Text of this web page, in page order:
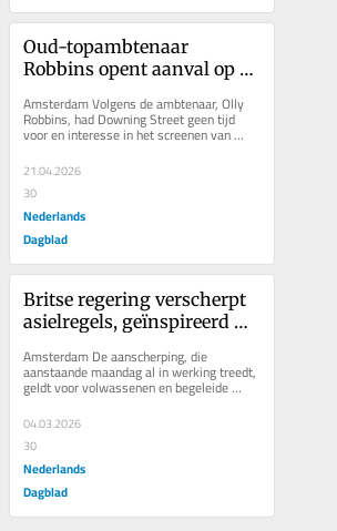
Oud-topambtenaar
Robbins opent aanval op
Mandelson-affaire
Amsterdam Volgens de ambtenaar, Olly
Robbins, had Downing Street geen tijd
voor en interesse in het screenen van
21.04.2026
30
Nederlands
Dagblad
Britse regering verscherpt
asielregels, geïnspireerd
Amsterdam De aanscherping, die
aanstaande maandag al in werking treedt,
geldt voor volwassenen en begeleide
minderjarigen. Als na dertig maanden...
04.03.2026
30
Nederlands
Dagblad